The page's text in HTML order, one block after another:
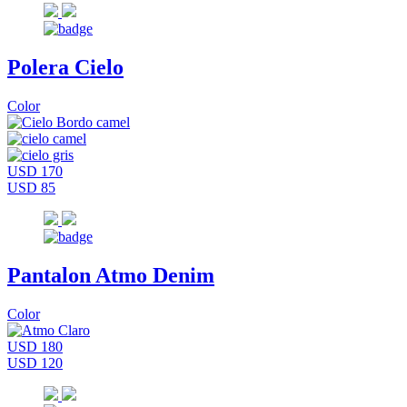
Polera Cielo
Color
USD 170
USD 85
Pantalon Atmo Denim
Color
USD 180
USD 120